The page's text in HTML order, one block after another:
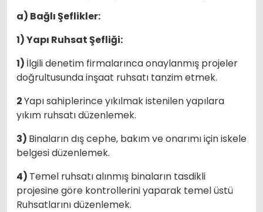
a) Bağlı Şeflikler:
1) Yapı Ruhsat Şefliği:
1) İlgili denetim firmalarınca onaylanmış projeler
doğrultusunda inşaat ruhsatı tanzim etmek.
2Yapı sahiplerince yıkılmak istenilen yapılara
yıkım ruhsatı düzenlemek.
3) Binaların dış cephe, bakım ve onarımı için iskele
belgesi düzenlemek.
4) Temel ruhsatı alınmış binaların tasdikli
projesine göre kontrollerini yaparak temel üstü
Ruhsatlarını düzenlemek.